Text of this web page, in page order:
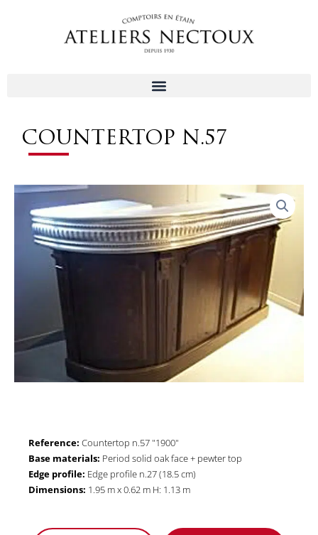
COUNTERTOP N.57
Reference: Countertop n.57 "1900"
Base materials: Period solid oak face + pewter top
Edge profile: Edge profile n.27 (18.5 cm)
Dimensions: 1.95 m x 0.62 m H: 1.13 m